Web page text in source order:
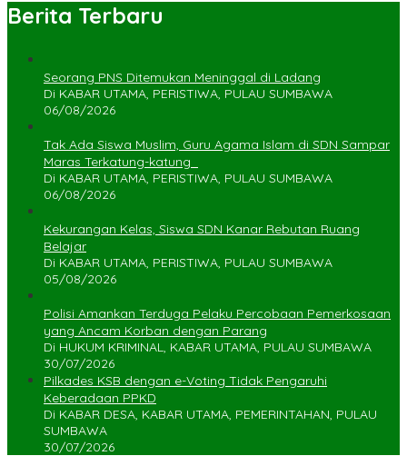
Berita Terbaru
Seorang PNS Ditemukan Meninggal di Ladang
Di KABAR UTAMA, PERISTIWA, PULAU SUMBAWA
06/08/2026
Tak Ada Siswa Muslim, Guru Agama Islam di SDN Sampar
Maras Terkatung-katung ‎
Di KABAR UTAMA, PERISTIWA, PULAU SUMBAWA
06/08/2026
Kekurangan Kelas, Siswa SDN Kanar Rebutan Ruang
Belajar
Di KABAR UTAMA, PERISTIWA, PULAU SUMBAWA
05/08/2026
Polisi Amankan Terduga Pelaku Percobaan Pemerkosaan
yang Ancam Korban dengan Parang
Di HUKUM KRIMINAL, KABAR UTAMA, PULAU SUMBAWA
30/07/2026
Pilkades KSB dengan e-Voting Tidak Pengaruhi
Keberadaan PPKD
Di KABAR DESA, KABAR UTAMA, PEMERINTAHAN, PULAU
SUMBAWA
30/07/2026